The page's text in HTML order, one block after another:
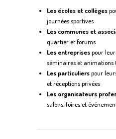
Les écoles et collèges
journées sportives
Les communes et
quartier et forums
Les entreprisespour
séminaires et animations
Les particulierspour
et réceptions privées
Les organisateurs
salons, foires et